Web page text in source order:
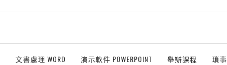
文書處理 WORD 演示軟件 POWERPOINT 舉辦課程 瑣事